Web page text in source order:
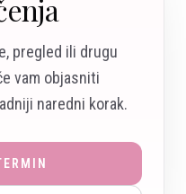
pregled ili drugu
vam objasniti
naredni korak.